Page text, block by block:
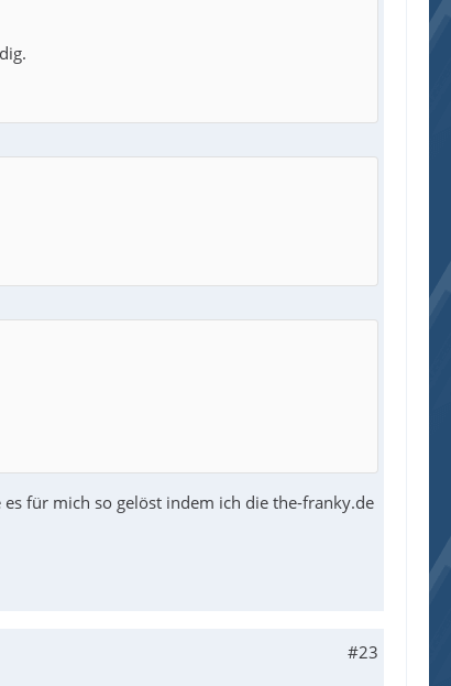
für mich so gelöst indem ich die the-franky.de
#23